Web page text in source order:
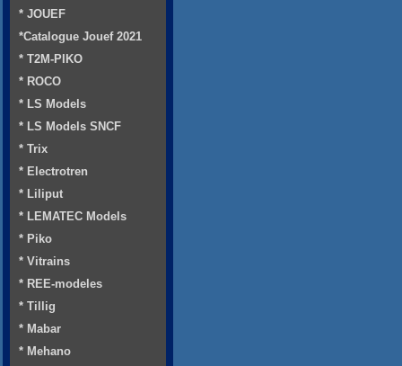
* JOUEF
*Catalogue Jouef 2021
* T2M-PIKO
* ROCO
* LS Models
* LS Models SNCF
* Trix
* Electrotren
* Liliput
* LEMATEC Models
* Piko
* Vitrains
* REE-modeles
* Tillig
* Mabar
* Mehano